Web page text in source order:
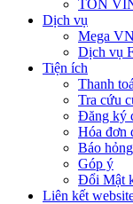
TÔN
Dịch vụ
Mega
Dịch vụ
Tiện ích
Thanh
Tra cứu
Đăng ký
Hóa đơn
Báo
Góp ý
Đổi Mật
Liên kết